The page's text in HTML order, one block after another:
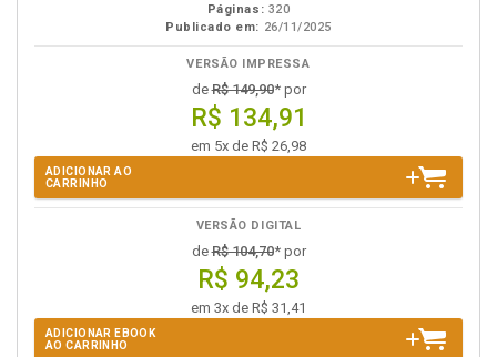
Páginas: 320
Publicado em: 26/11/2025
VERSÃO IMPRESSA
deR$ 149,90* por
R$ 134,91
em 5x de R$ 26,98
ADICIONAR AO
CARRINHO
VERSÃO DIGITAL
deR$ 104,70* por
R$ 94,23
em 3x de R$ 31,41
ADICIONAR EBOOK
AO CARRINHO